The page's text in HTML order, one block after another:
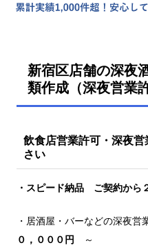
新宿区店舗の深夜
類作成（深夜営業
飲食店営業許可・深夜
さい
・スピード納品 ご契約から
・居酒屋・バーなどの深夜
０，０００円
～